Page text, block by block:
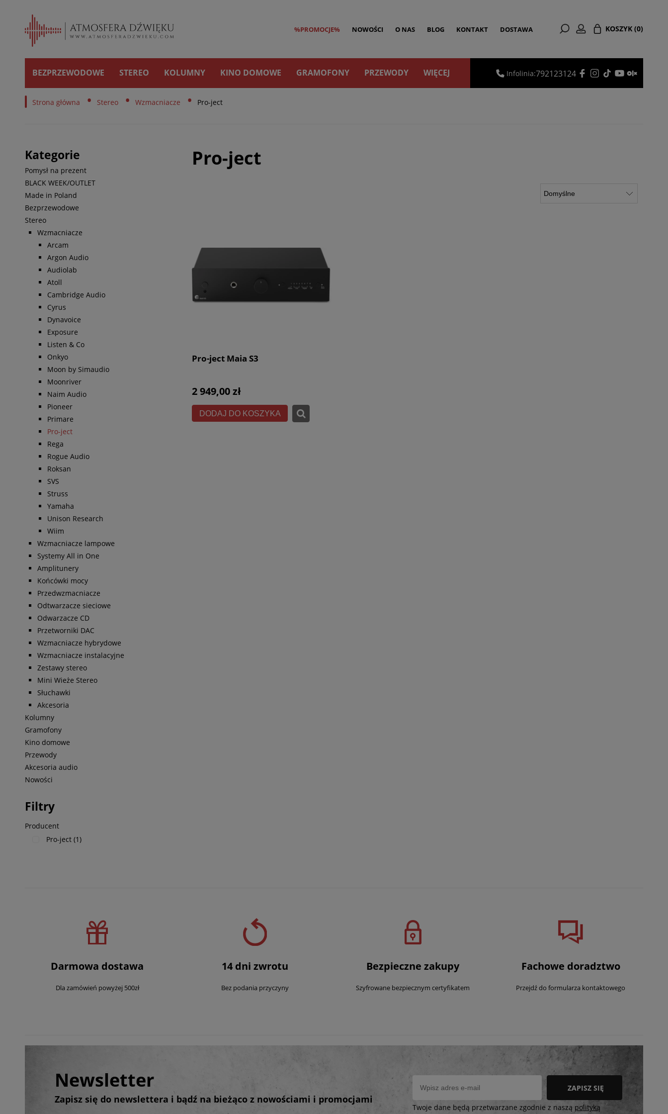
KOSZYK (0)
%PROMOCJE% NOWOŚCI O NAS BLOG KONTAKT DOSTAWA
BEZPRZEWODOWE STEREO KOLUMNY KINO DOMOWE GRAMOFONY PRZEWODY WIĘCEJ Infolinia:792123124
Strona główna • Stereo • Wzmacniacze • Pro-ject
Kategorie
Pomysł na prezent
BLACK WEEK/OUTLET
Made in Poland
Bezprzewodowe
Stereo
Wzmacniacze
Arcam
Argon Audio
Audiolab
Atoll
Cambridge Audio
Cyrus
Dynavoice
Exposure
Listen & Co
Onkyo
Moon by Simaudio
Moonriver
Naim Audio
Pioneer
Primare
Pro-ject
Rega
Rogue Audio
Roksan
SVS
Struss
Yamaha
Unison Research
Wiim
Wzmacniacze lampowe
Systemy All in One
Amplitunery
Końcówki mocy
Przedwzmacniacze
Odtwarzacze sieciowe
Odwarzacze CD
Przetworniki DAC
Wzmacniacze hybrydowe
Wzmacniacze instalacyjne
Zestawy stereo
Mini Wieże Stereo
Słuchawki
Akcesoria
Kolumny
Gramofony
Kino domowe
Przewody
Akcesoria audio
Nowości
Filtry
Producent
Pro-ject (1)
Pro-ject
Pro-ject Maia S3
2 949,00 zł
DODAJ DO KOSZYKA
Darmowa dostawa
Dla zamówień powyżej 500zł
14 dni zwrotu
Bez podania przyczyny
Bezpieczne zakupy
Szyfrowane bezpiecznym certyfikatem
Fachowe doradztwo
Przejdź do formularza kontaktowego
Newsletter
Zapisz się do newslettera i bądź na bieżąco z nowościami i promocjami
ZAPISZ SIĘ
Twoje dane będą przetwarzane zgodnie z naszą polityką